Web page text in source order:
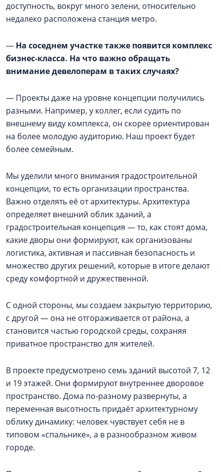
доступность, вокруг много зелени, относительно
недалеко расположена станция метро.
— На соседнем участке также появится комплекс
бизнес-класса. На что важно обращать
внимание девелоперам в таких случаях?
— Проекты даже на уровне концепции получились
разными. Например, у коллег, если судить по
внешнему виду комплекса, он скорее ориентирован
на более молодую аудиторию. Наш проект будет
более семейным.
Мы уделили много внимания градостроительной
концепции, то есть организации пространства.
Важно отделять её от архитектуры. Архитектура
определяет внешний облик зданий, а
градостроительная концепция — то, как стоят дома,
какие дворы они формируют, как организованы
логистика, активная и пассивная безопасность и
множество других решений, которые в итоге делают
среду комфортной и дружественной.
С одной стороны, мы создаем закрытую территорию,
с другой — она не отгораживается от района, а
становится частью городской среды, сохраняя
приватное пространство для жителей.
В проекте предусмотрено семь зданий высотой 7, 12
и 19 этажей. Они формируют внутреннее дворовое
пространство. Дома по-разному развернуты, а
переменная высотность придаёт архитектурному
облику динамику: человек чувствует себя не в
типовом «спальнике», а в разнообразном живом
городе.